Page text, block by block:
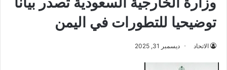
توضيحيا للتطورات في اليمن
الاتحاد ديسمبر 31, 2025